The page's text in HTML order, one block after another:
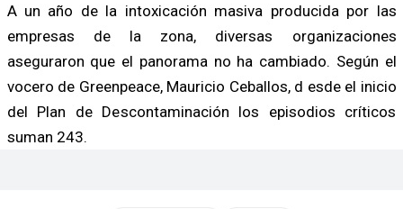
A un año de la intoxicación masiva producida por las
empresas de la zona, diversas organizaciones
aseguraron que el panorama no ha cambiado. Según el
vocero de Greenpeace, Mauricio Ceballos, d esde el inicio
del Plan de Descontaminación los episodios críticos
suman 243.